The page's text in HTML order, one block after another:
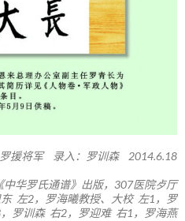
援将军 录入：罗训森 2014.6.18
华罗氏通谱》出版，307医院歺厅
左2，罗海曦教授、大校 左1，罗
罗训森 右2，罗迎难 右1，罗海燕